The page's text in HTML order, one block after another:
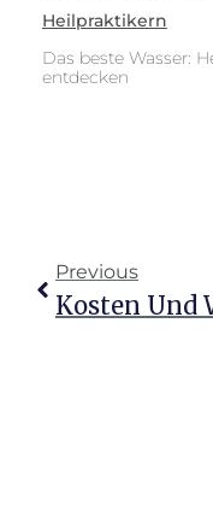
Heilpraktikern
Das beste Wasser:
entdecken
Previous